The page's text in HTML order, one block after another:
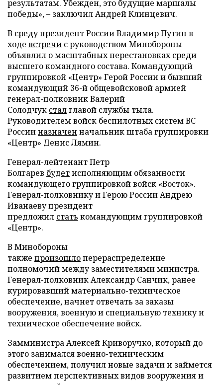
результатам. Убежден, это будущие маршалы
победы», – заключил Андрей Клинцевич.
В среду президент России Владимир Путин в
ходе встречи с руководством Минобороны
объявлил о масштабных перестановках среди
высшего командного состава. Командующий
группировкой «Центр» Герой России и бывший
командующий 36-й общевойсковой армией
генерал-полковник Валерий
Солодчук сталглавой службы тыла.
Руководителем войск беспилотных систем ВС
Россииназначен начальник штаба группировки
«Центр» Денис Лямин.
Генерал-лейтенант Петр
Болгарев будетисполняющим обязанности
командующего группировкой войск «Восток».
Генерал-полковнику и Герою России Андрею
Иванаеву президент
предложил стать командующим группировкой
«Центр».
В Минобороны
также произошлоперераспределение
полномочий между заместителями министра.
Генерал-полковник Александр Санчик, ранее
курировавший материально-техническое
обеспечение, начнет отвечать за заказы
вооружения, военную и специальную технику и
техническое обеспечение войск.
Замминистра Алексей Криворучко, который до
этого занимался военно-техническим
обеспечением, получил новые задачи и займется
развитием перспективных видов вооружения и